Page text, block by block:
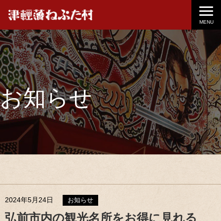
MENU
お知らせ
2024年5月24日 お知らせ
弘前市内の観光名所をお得に見れる